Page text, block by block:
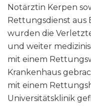
Notärztin Kerpen
Rettungsdienst aus
wurden die
und weiter
mit einem
Krankenhaus
mit einem
Universitätsklinik